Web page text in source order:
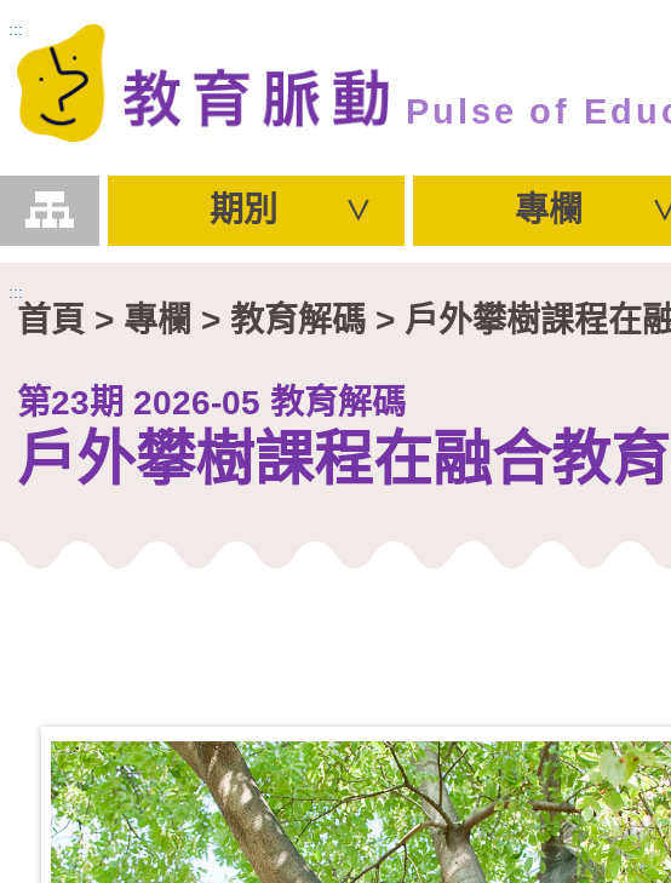
跳到主要內容區塊
:::
Pulse of
期別 專欄
:::
首頁 > 專欄 > 教育解碼 > 戶外攀樹課程在
第23期 2026-05 教育解碼
戶外攀樹課程在融合教